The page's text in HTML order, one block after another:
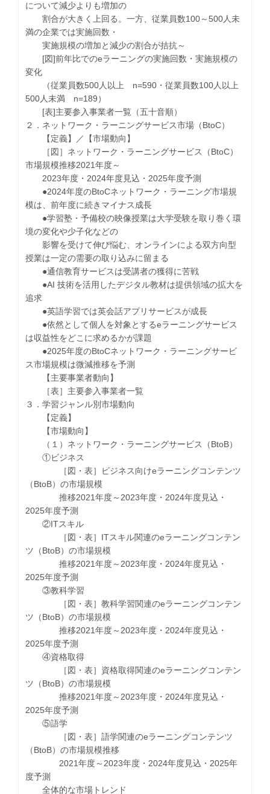
について減少よりも増加の
割合が大きく上回る。一方、従業員数100～500人未
満の企業では実施回数・
実施規模の増加と減少の割合が拮抗～
[図]前年比でのeラーニングの実施回数・実施規模の
変化
（従業員数500人以上 n=590・従業員数100人以上
500人未満 n=189）
[表]主要参入事業者一覧（五十音順）
２．ネットワーク・ラーニングサービス市場（BtoC）
【定義】／【市場動向】
［図］ネットワーク・ラーニングサービス（BtoC）
市場規模推移2021年度～
2023年度・2024年度見込・2025年度予測
●2024年度のBtoCネットワーク・ラーニング市場規
模は、前年度に続きマイナス成長
●学習塾・予備校の映像授業は大学受験を取り巻く環
境の変化や少子化などの
影響を受けて伸び悩む、オンラインによる双方向型
授業は一定の需要の取り込みに留まる
●通信教育サービスは受講者の獲得に苦戦
●AI 技術を活用したデジタル教材は提供領域の拡大を
追求
●英語学習では英会話アプリサービスが成長
●依然として個人を対象とするeラーニングサービス
は収益性をどこに求めるかが課題
●2025年度のBtoCネットワーク・ラーニングサービ
ス市場規模は微減推移を予測
【主要事業者動向】
［表］主要参入事業者一覧
３．学習ジャンル別市場動向
【定義】
【市場動向】
（１）ネットワーク・ラーニングサービス（BtoB）
①ビジネス
［図・表］ビジネス向けeラーニングコンテンツ
（BtoB）の市場規模
推移2021年度～2023年度・2024年度見込・
2025年度予測
②ITスキル
［図・表］ITスキル関連のeラーニングコンテン
ツ（BtoB）の市場規模
推移2021年度～2023年度・2024年度見込・
2025年度予測
③教科学習
［図・表］教科学習関連のeラーニングコンテン
ツ（BtoB）の市場規模
推移2021年度～2023年度・2024年度見込・
2025年度予測
④資格取得
［図・表］資格取得関連のeラーニングコンテン
ツ（BtoB）の市場規模
推移2021年度～2023年度・2024年度見込・
2025年度予測
⑤語学
［図・表］語学関連のeラーニングコンテンツ
（BtoB）の市場規模推移
2021年度～2023年度・2024年度見込・2025年
度予測
全体的な市場トレンド